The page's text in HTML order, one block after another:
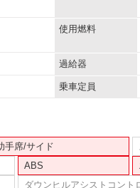
使用燃料
過給器
乗車定員
手席/サイド
ABS
ダウンヒルアシストコント